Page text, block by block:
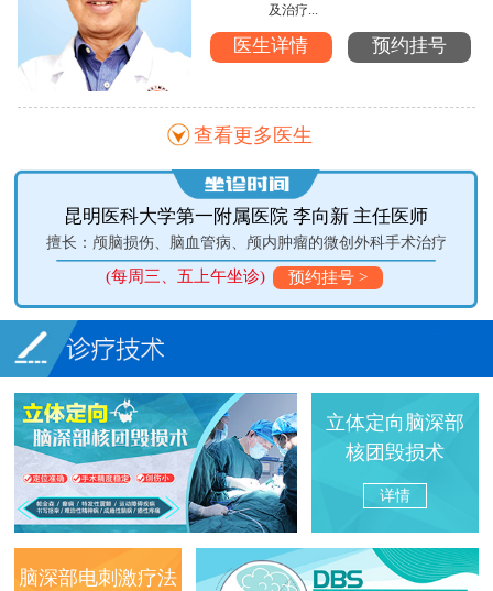
及治疗...
医生详情 预约挂号
查看更多医生
昆明医科大学第一附属医院 李向新 主任医师
擅长：颅脑损伤、脑血管病、颅内肿瘤的微创外科手术治疗
(每周三、五上午坐诊) 预约挂号 >
立体定向脑深部
核团毁损术
详情
脑深部电刺激疗法